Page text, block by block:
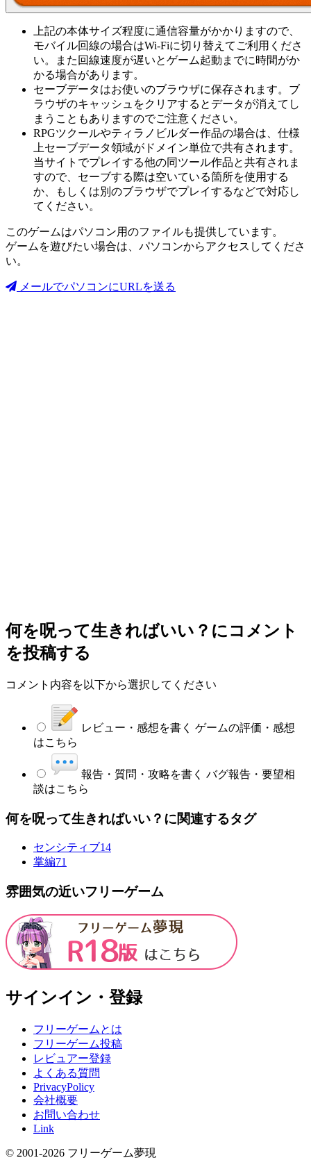
上記の本体サイズ程度に通信容量がかかりますので、
モバイル回線の場合はWi-Fiに切り替えてご利用くださ
い。また回線速度が遅いとゲーム起動までに時間がか
かる場合があります。
セーブデータはお使いのブラウザに保存されます。ブ
ラウザのキャッシュをクリアするとデータが消えてし
まうこともありますのでご注意ください。
RPGツクールやティラノビルダー作品の場合は、仕様
上セーブデータ領域がドメイン単位で共有されます。
当サイトでプレイする他の同ツール作品と共有されま
すので、セーブする際は空いている箇所を使用する
か、もしくは別のブラウザでプレイするなどで対応し
てください。
このゲームはパソコン用のファイルも提供しています。
ゲームを遊びたい場合は、パソコンからアクセスしてくださ
い。
メールでパソコンにURLを送る
何を呪って生きればいい？ にコメント
を投稿する
コメント内容を以下から選択してください
レビュー・感想を書く ゲームの評価・感想
はこちら
報告・質問・攻略を書く バグ報告・要望相
談はこちら
何を呪って生きればいい？に関連するタグ
センシティブ14
掌編71
雰囲気の近いフリーゲーム
サインイン・登録
フリーゲームとは
フリーゲーム投稿
レビュアー登録
よくある質問
PrivacyPolicy
会社概要
お問い合わせ
Link
© 2001-2026 フリーゲーム夢現